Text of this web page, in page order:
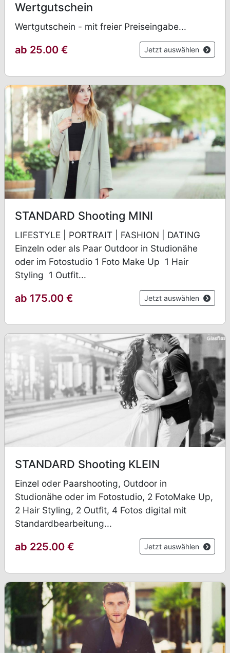
Wertgutschein
Wertgutschein - mit freier Preiseingabe...
ab 25.00 € Jetzt auswählen
STANDARD Shooting MINI
LIFESTYLE | PORTRAIT | FASHION | DATING
Einzeln oder als Paar Outdoor in Studionähe
oder im Fotostudio 1 Foto Make Up 1 Hair
Styling 1 Outfit...
ab 175.00 € Jetzt auswählen
STANDARD Shooting KLEIN
Einzel oder Paarshooting, Outdoor in
Studionähe oder im Fotostudio, 2 FotoMake Up,
2 Hair Styling, 2 Outfit, 4 Fotos digital mit
Standardbearbeitung...
ab 225.00 € Jetzt auswählen